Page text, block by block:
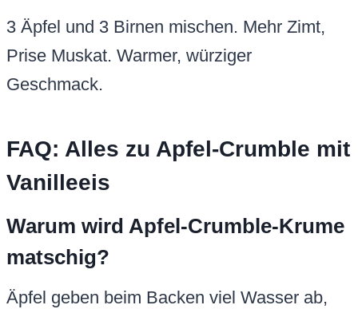
3 Äpfel und 3 Birnen mischen. Mehr Zimt,
Prise Muskat. Warmer, würziger
Geschmack.
FAQ: Alles zu Apfel-Crumble mit
Vanilleeis
Warum wird Apfel-Crumble-Krume
matschig?
Äpfel geben beim Backen viel Wasser ab,